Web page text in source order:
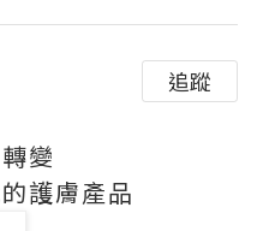
追蹤
變
護膚產品